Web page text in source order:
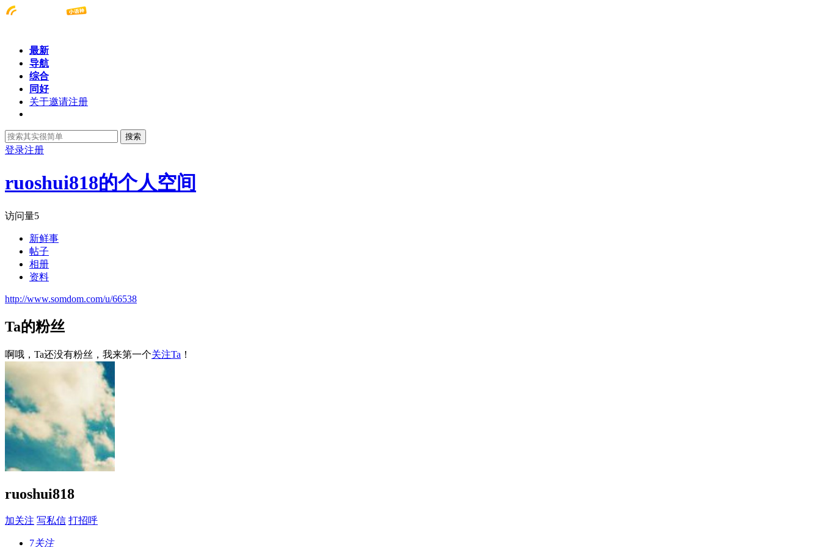
最新
导航
综合
同好
关于邀请注册
搜索
登录注册
ruoshui818的个人空间
访问量5
新鲜事
帖子
相册
资料
http://www.somdom.com/u/66538
Ta的粉丝
啊哦，Ta还没有粉丝，我来第一个关注Ta ！
ruoshui818
加关注 写私信 打招呼
7关注